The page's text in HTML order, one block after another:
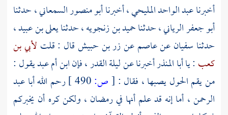
أخبرناعبد الواحد المليحي، أخبرناأبو منصور السمعاني، حدثنا
أبو جعفر الرياني، حدثناحميد بن زنجويه، حدثنايعلى بن عبيد،
حدثنا سفيانعنعاصمعنزر بن حبيشقال : قلت لأبي بن
كعب : ياأبا المنذرأخبرنا عن ليلة القدر ، فإنابن أم عبديقول :
من يقم الحول يصبها ، فقال : [ص: رحم اللهأبا عبد
الرحمن، أما إنه قد علم أنها في رمضان ، ولكن كره أن يخبركم